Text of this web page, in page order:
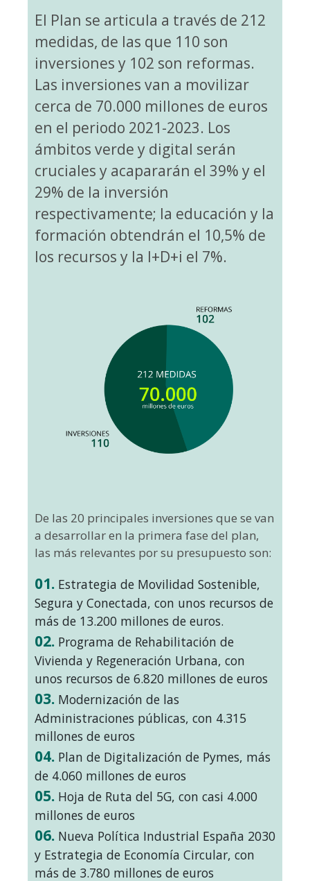
El Plan se articula a través de 212
medidas, de las que 110 son
inversiones y 102 son reformas.
Las inversiones van a movilizar
cerca de 70.000 millones de euros
en el periodo 2021-2023. Los
ámbitos verde y digital serán
cruciales y acapararán el 39% y el
29% de la inversión
respectivamente; la educación y la
formación obtendrán el 10,5% de
los recursos y la I+D+i el 7%.
De las 20 principales inversiones que se van
a desarrollar en la primera fase del plan,
las más relevantes por su presupuesto son:
01. Estrategia de Movilidad Sostenible,
Segura y Conectada, con unos recursos de
más de 13.200 millones de euros.
02. Programa de Rehabilitación de
Vivienda y Regeneración Urbana, con
unos recursos de 6.820 millones de euros
03. Modernización de las
Administraciones públicas, con 4.315
millones de euros
04. Plan de Digitalización de Pymes, más
de 4.060 millones de euros
05. Hoja de Ruta del 5G, con casi 4.000
millones de euros
06. Nueva Política Industrial España 2030
y Estrategia de Economía Circular, con
más de 3.780 millones de euros